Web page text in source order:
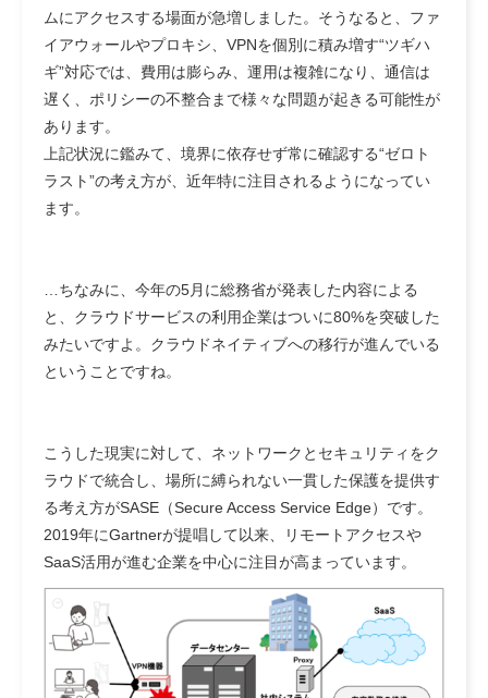
ムにアクセスする場面が急増しました。そうなると、ファ
イアウォールやプロキシ、VPNを個別に積み増す“ツギハ
ギ”対応では、費用は膨らみ、運用は複雑になり、通信は
遅く、ポリシーの不整合まで様々な問題が起きる可能性が
あります。
上記状況に鑑みて、境界に依存せず常に確認する“ゼロト
ラスト”の考え方が、近年特に注目されるようになってい
ます。
…ちなみに、今年の5月に総務省が発表した内容による
と、クラウドサービスの利用企業はついに80%を突破した
みたいですよ。クラウドネイティブへの移行が進んでいる
ということですね。
こうした現実に対して、ネットワークとセキュリティをク
ラウドで統合し、場所に縛られない一貫した保護を提供す
る考え方がSASE（Secure Access Service Edge）です。
2019年にGartnerが提唱して以来、リモートアクセスや
SaaS活用が進む企業を中心に注目が高まっています。